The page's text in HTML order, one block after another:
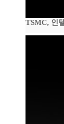
TSMC, 인